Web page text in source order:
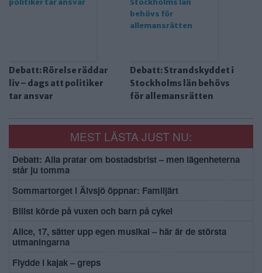
Debatt: Rörelse räddar
liv – dags att politiker
tar ansvar
Debatt: Strandskyddet i
Stockholms län behövs
för allemansrätten
MEST LÄSTA JUST NU:
Debatt: Alla pratar om bostadsbrist – men lägenheterna
står ju tomma
Sommartorget i Älvsjö öppnar: Familjärt
Bilist körde på vuxen och barn på cykel
Alice, 17, sätter upp egen musikal – här är de största
utmaningarna
Flydde i kajak – greps